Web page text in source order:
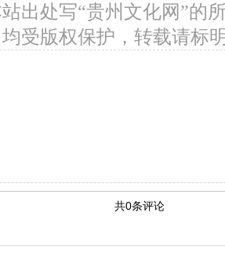
出处写“贵州文化网”的
受版权保护，转载请标
共0条评论